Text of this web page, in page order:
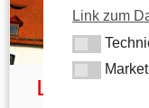
Laurentiuskirche
Link zum
Technical
Marketing